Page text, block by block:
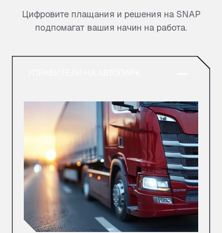
Цифровите плащания и решения на SNAP
подпомагат вашия начин на работа.